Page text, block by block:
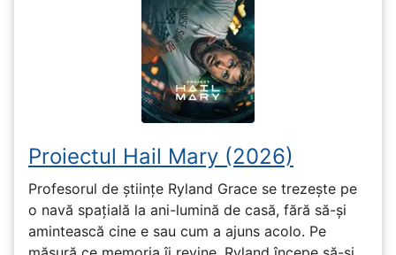
Proiectul Hail Mary (2026)
Profesorul de științe Ryland Grace se trezește pe
o navă spațială la ani-lumină de casă, fără să-și
amintească cine e sau cum a ajuns acolo. Pe